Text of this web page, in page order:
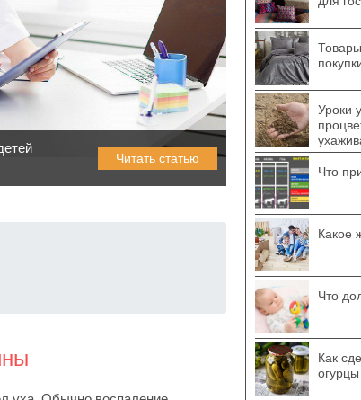
Читать статью
Уроки
Что
Какое
Что
Как
огурцы